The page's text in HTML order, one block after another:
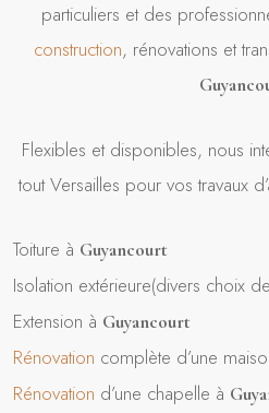
particuliers et des
construction, rénovations et
Flexibles et disponibles, nous
tout Versailles pour vos travaux
Toiture à Guyancourt
Isolation extérieure(divers choix
Extension à Guyancourt
Rénovation complète d’une
Rénovation d’une chapelle à